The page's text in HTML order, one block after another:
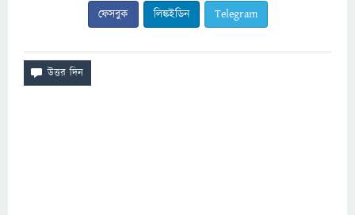
ফেসবুক লিঙ্কইডিন Telegram